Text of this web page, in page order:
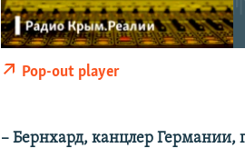
Pop-out player
– Бернхард, канцлер Германии,